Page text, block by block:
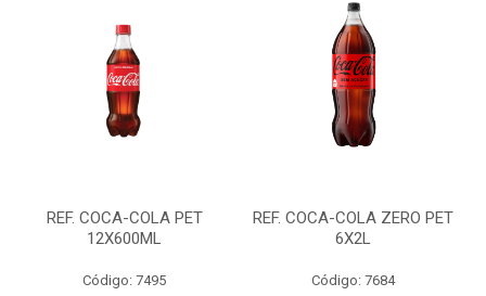
REF. COCA-COLA PET
12X600ML
Código: 7495
REF. COCA-COLA ZERO PET
6X2L
Código: 7684